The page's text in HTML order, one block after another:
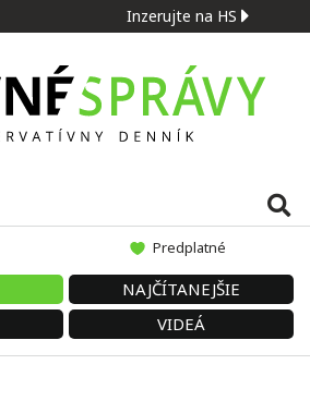
Inzerujte na HS
Predplatné
NAJČÍTANEJŠIE
VIDEÁ